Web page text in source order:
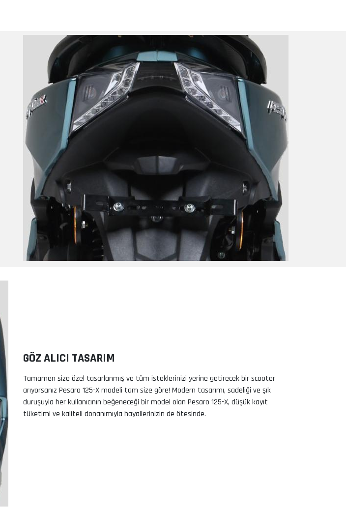
GÖZ ALICI TASARIM
Tamamen size özel tasarlanmış ve tüm isteklerinizi yerine getirecek bir scooter
arıyorsanız Pesaro 125-X modeli tam size göre! Modern tasarımı, sadeliği ve şık
duruşuyla her kullanıcının beğeneceği bir model olan Pesaro 125-X, düşük kayıt
tüketimi ve kaliteli donanımıyla hayallerinizin de ötesinde.